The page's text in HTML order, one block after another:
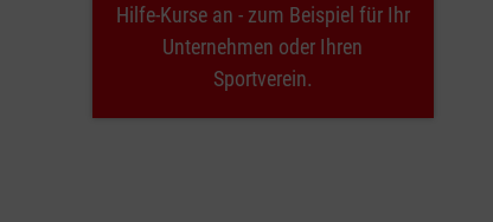
Hilfe-Kurse an - zum Beispiel für Ihr
Unternehmen oder Ihren
Sportverein.